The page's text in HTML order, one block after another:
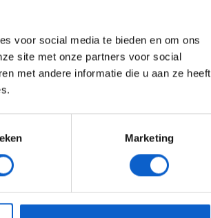
voor social media te bieden en om ons
site met onze partners voor social
met andere informatie die u aan ze heeft
Marketing
(18+)
OUDER
en -bescherming.